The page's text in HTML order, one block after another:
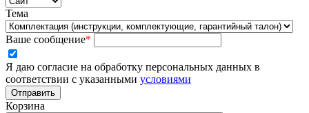
Тема
Ваше сообщение*
Я даю согласие на обработку персональных данных в
соответствии с указанными условиями
Отправить
Корзина